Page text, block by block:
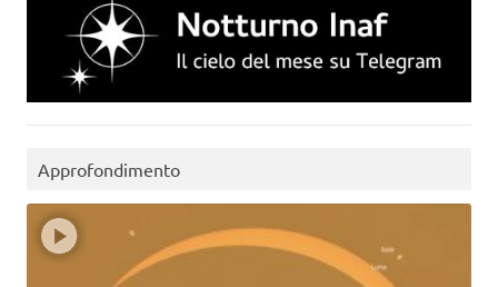
Approfondimento